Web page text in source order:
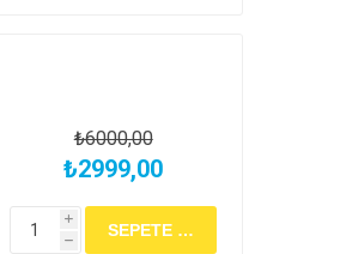
₺6000,00
₺2999,00
i
h